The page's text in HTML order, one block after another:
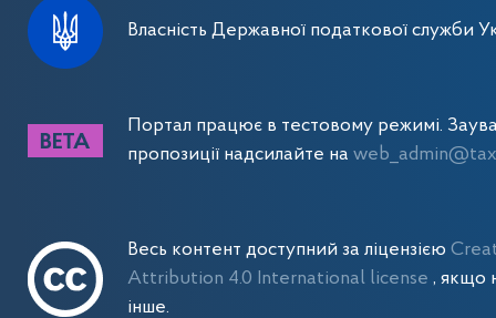
Власність Державної податкової служби
Портал працює в тестовому режимі.
пропозиції надсилайте на
Весь контент доступний за ліцензією
Attribution 4.0 International license , якщо
інше.